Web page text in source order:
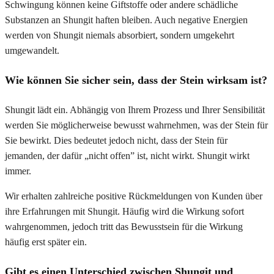
Schwingung können keine Giftstoffe oder andere schädliche
Substanzen an Shungit haften bleiben. Auch negative Energien
werden von Shungit niemals absorbiert, sondern umgekehrt
umgewandelt.
Wie können Sie sicher sein, dass der Stein wirksam ist?
Shungit lädt ein. Abhängig von Ihrem Prozess und Ihrer Sensibilität
werden Sie möglicherweise bewusst wahrnehmen, was der Stein für
Sie bewirkt. Dies bedeutet jedoch nicht, dass der Stein für
jemanden, der dafür „nicht offen” ist, nicht wirkt. Shungit wirkt
immer.
Wir erhalten zahlreiche positive Rückmeldungen von Kunden über
ihre Erfahrungen mit Shungit. Häufig wird die Wirkung sofort
wahrgenommen, jedoch tritt das Bewusstsein für die Wirkung
häufig erst später ein.